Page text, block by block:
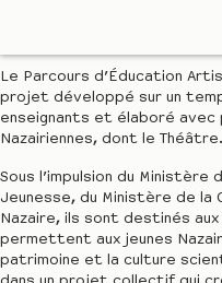
Le Parcours d’Éducation
projet développé sur un
enseignants et élaboré
Nazairiennes, dont le Théâtre.
Sous l’impulsion du Ministère
Jeunesse, du Ministère de la
Nazaire, ils sont destinés
permettent aux jeunes
patrimoine et la culture